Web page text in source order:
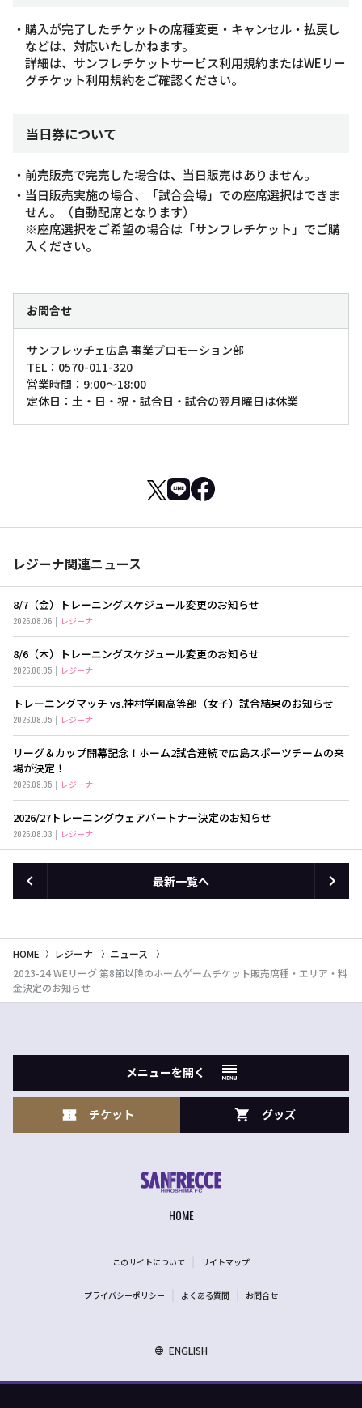
・購入が完了したチケットの席種変更・キャンセル・払戻し
などは、対応いたしかねます。
詳細は、サンフレチケットサービス利用規約またはWEリー
グチケット利用規約をご確認ください。
当日券について
・前売販売で完売した場合は、当日販売はありません。
・当日販売実施の場合、「試合会場」での座席選択はできま
せん。（自動配席となります）
※座席選択をご希望の場合は「サンフレチケット」でご購
入ください。
お問合せ
サンフレッチェ広島 事業プロモーション部
TEL：0570-011-320
営業時間：9:00～18:00
定休日：土・日・祝・試合日・試合の翌月曜日は休業
レジーナ関連ニュース
8/7（金）トレーニングスケジュール変更のお知らせ
2026.08.06 レジーナ
8/6（木）トレーニングスケジュール変更のお知らせ
2026.08.05 レジーナ
トレーニングマッチ vs.神村学園高等部（女子）試合結果のお知らせ
2026.08.05 レジーナ
リーグ＆カップ開幕記念！ホーム2試合連続で広島スポーツチームの来
場が決定！
2026.08.05 レジーナ
2026/27トレーニングウェアパートナー決定のお知らせ
2026.08.03 レジーナ
最新一覧へ
HOME レジーナ
ニュース
2023-24 WEリーグ 第8節以降のホームゲームチケット販売席種・エリア・料
金決定のお知らせ
メニューを開く
チケット グッズ
HOME
このサイトについて サイトマップ
プライバシーポリシー よくある質問 お問合せ
ENGLISH